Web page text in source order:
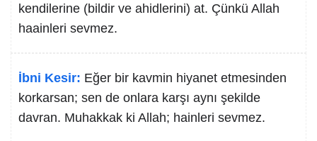
kendilerine (bildir ve ahidlerini) at. Çünkü Allah
haainleri sevmez.
İbni Kesir: Eğer bir kavmin hiyanet etmesinden
korkarsan; sen de onlara karşı aynı şekilde
davran. Muhakkak ki Allah; hainleri sevmez.